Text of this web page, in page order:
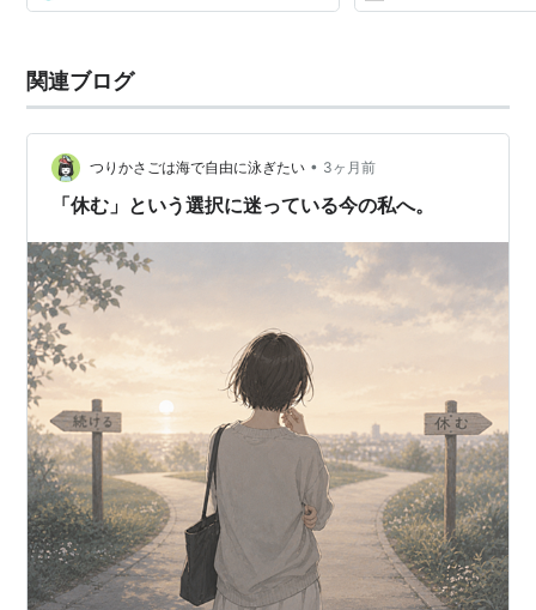
関連ブログ
つりかさごは海で自由に泳ぎたい • 3ヶ月前
「休む」という選択に迷っている今の私へ。